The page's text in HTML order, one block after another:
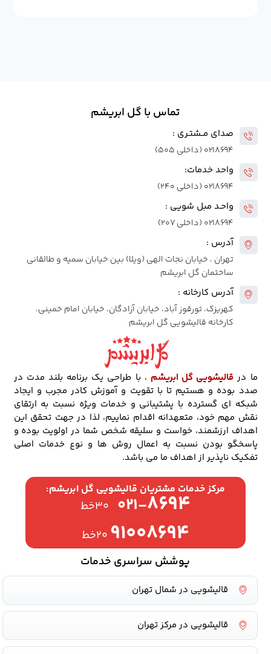
تماس با گل ابریشم
صدای مــشتـری :
۰۲۱۸۶۹۴ (داخلی ۵۰۵)
واحد خدمات:
۰۲۱۸۶۹۴ (داخلی ۲۴۰)
واحـد مبل شویی :
۰۲۱۸۶۹۴ (داخلی ۲۰۷)
آدرس :
تهران ، خیابان نجات الهی (ویلا) بین خیابان سمیه و طالقانی
ساختمان گل ابریشم
آدرس کارخانه :
کهریزک، تورقوز آباد، خیابان آزادگان، خیابان امام خمینی،
کارخانه قالیشویی گل ابریشم
ما در قالیشویی گل ابریشم ، با طراحی یک برنامه بلند مدت در
صدد بوده و هستیم تا با تقویت و آموزش کادر مجرب و ایجاد
شبکه ای گسترده با پشتیبانی و خدمات ویژه نسبت به ارتقای
نقش مهم خود، متعهدانه اقدام نماییم، لذا در جهت تحقق این
اهداف ارزشمند، خواست و سلیقه شخص شما در اولویت بوده و
پاسخگو بودن نسبت به اعمال روش ها و نوع خدمات اصلی
تفکیک ناپذیر از اهداف ما می باشد.
مرکز خدمات مشتریان قالیشویی گل ابریشم:
۰۲۱-۸۶۹۴ ۳۰خط
۹۱۰۰۸۶۹۴ ۲۰خط
پوشش سراسری خدمات
قالیشویی در شمال تهران
قالیشویی در مرکز تهران